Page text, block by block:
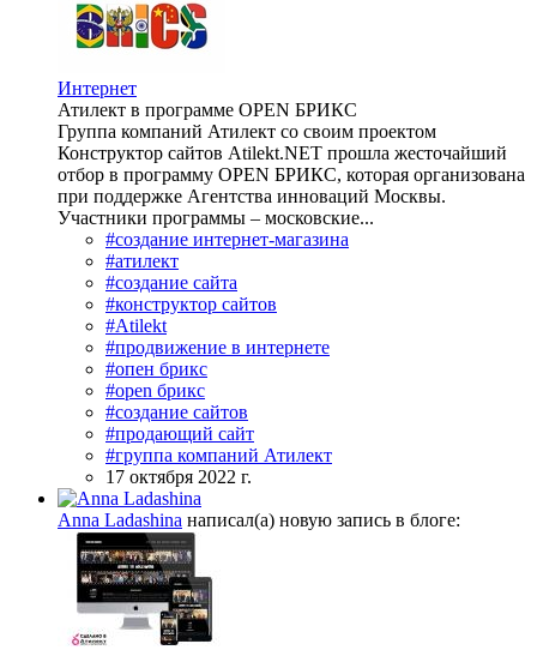
Интернет
Атилект в программе OPEN БРИКС
Группа компаний Атилект со своим проектом
Конструктор сайтов Atilekt.NET прошла жесточайший
отбор в программу OPEN БРИКС, которая организована
при поддержке Агентства инноваций Москвы.
Участники программы – московские...
#создание интернет-магазина
#атилект
#создание сайта
#конструктор сайтов
#Atilekt
#продвижение в интернете
#опен брикс
#open брикс
#создание сайтов
#продающий сайт
#группа компаний Атилект
17 октября 2022 г.
Anna Ladashina написал(а) новую запись в блоге: